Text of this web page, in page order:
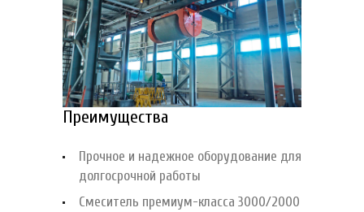
Преимущества
Прочное и надежное оборудование для
долгосрочной работы
Смеситель премиум-класса 3000/2000